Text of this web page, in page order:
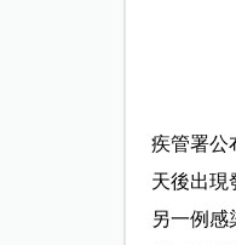
疾管署公
天後出現
另一例感